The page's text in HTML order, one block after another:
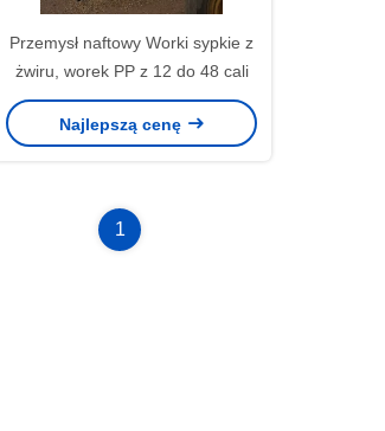
Przemysł naftowy Worki sypkie z
żwiru, worek PP z 12 do 48 cali
Najlepszą cenę
1